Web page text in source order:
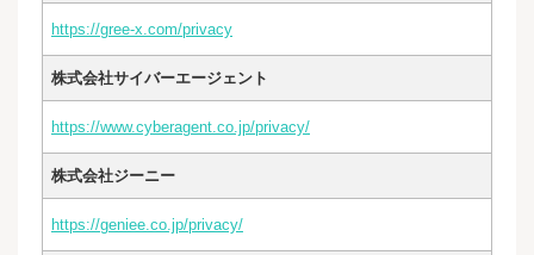
https://gree-x.com/privacy
株式会社サイバーエージェント
https://www.cyberagent.co.jp/privacy/
株式会社ジーニー
https://geniee.co.jp/privacy/